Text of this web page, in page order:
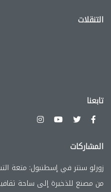
التنقلات
تابعنا
المشاركات
زورلو سنتر في إسطنبول: متعة
من مصنع للذخيرة إلى ساحة